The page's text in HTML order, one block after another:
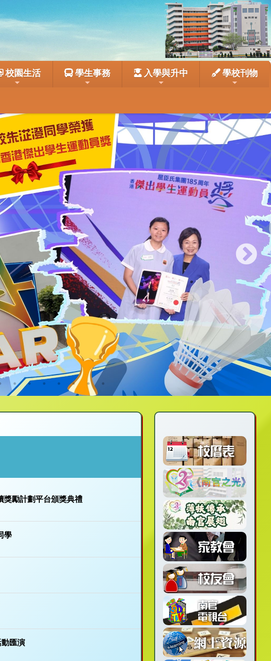
校園生活 學生事務 入學與升中 學校刊物
獎勵計劃平台頒獎典禮
學
動匯演